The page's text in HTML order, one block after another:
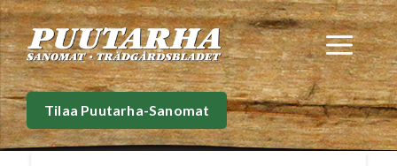
Siirry
sisältöön
Tilaa Puutarha-Sanomat